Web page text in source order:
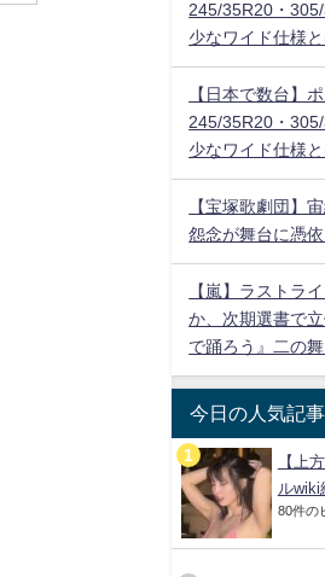
245/35R20・
少なワイド仕様と
【日本で数台】
245/35R20・
少なワイド仕様
【宝塚歌劇団】
怨念が舞台に憑
【嵐】ラストラ
か、次期選書で
で踊ろう』二の舞
今日の人気記事
【上
ルwiki
80件の